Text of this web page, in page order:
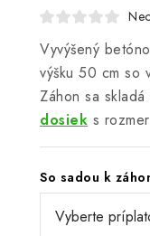
Vyvýšený
výšku 50 cm so
Záhon sa
dosiek s
So sadou k